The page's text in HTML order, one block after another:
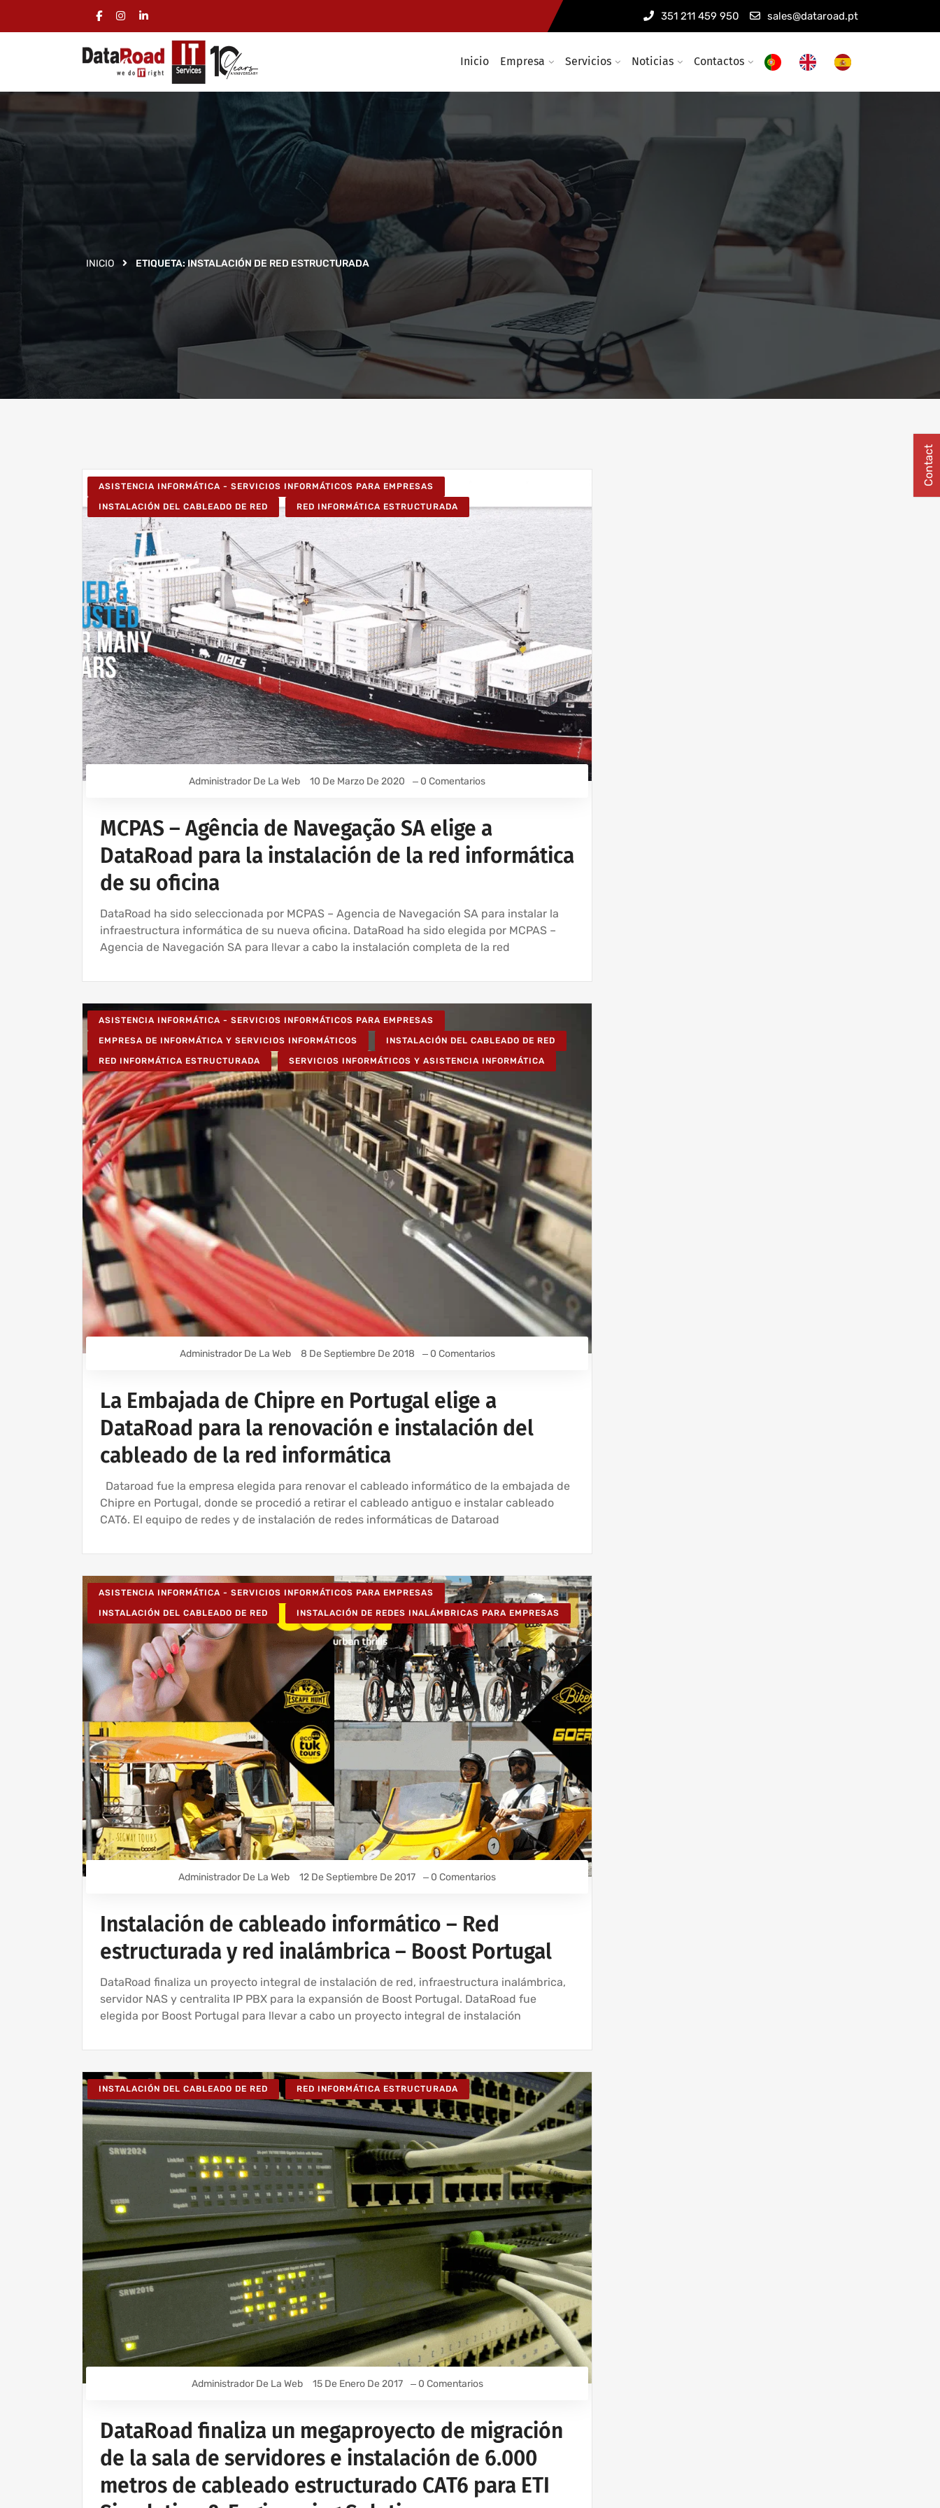
351 211 459 950 sales@dataroad.pt
Inicio Empresa Servicios Noticias Contactos
INICIO ETIQUETA:INSTALACIÓN DE RED ESTRUCTURADA
ASISTENCIA INFORMÁTICA - SERVICIOS INFORMÁTICOS PARA EMPRESAS
INSTALACIÓN DEL CABLEADO DE RED RED INFORMÁTICA ESTRUCTURADA
Administrador De La Web 10 De Marzo De 2020 0 Comentarios
MCPAS – Agência de Navegação SA elige a
DataRoad para la instalación de la red informática
de su oficina
DataRoad ha sido seleccionada por MCPAS – Agencia de Navegación SA para instalar la
infraestructura informática de su nueva oficina. DataRoad ha sido elegida por MCPAS –
Agencia de Navegación SA para llevar a cabo la instalación completa de la red
ASISTENCIA INFORMÁTICA - SERVICIOS INFORMÁTICOS PARA EMPRESAS
EMPRESA DE INFORMÁTICA Y SERVICIOS INFORMÁTICOS INSTALACIÓN DEL CABLEADO DE RED
RED INFORMÁTICA ESTRUCTURADA SERVICIOS INFORMÁTICOS Y ASISTENCIA INFORMÁTICA
Administrador De La Web 8 De Septiembre De 2018 0 Comentarios
La Embajada de Chipre en Portugal elige a
DataRoad para la renovación e instalación del
cableado de la red informática
Dataroad fue la empresa elegida para renovar el cableado informático de la embajada de
Chipre en Portugal, donde se procedió a retirar el cableado antiguo e instalar cableado
CAT6. El equipo de redes y de instalación de redes informáticas de Dataroad
ASISTENCIA INFORMÁTICA - SERVICIOS INFORMÁTICOS PARA EMPRESAS
INSTALACIÓN DEL CABLEADO DE RED INSTALACIÓN DE REDES INALÁMBRICAS PARA EMPRESAS
Administrador De La Web 12 De Septiembre De 2017 0 Comentarios
Instalación de cableado informático – Red
estructurada y red inalámbrica – Boost Portugal
DataRoad finaliza un proyecto integral de instalación de red, infraestructura inalámbrica,
servidor NAS y centralita IP PBX para la expansión de Boost Portugal. DataRoad fue
elegida por Boost Portugal para llevar a cabo un proyecto integral de instalación
INSTALACIÓN DEL CABLEADO DE RED RED INFORMÁTICA ESTRUCTURADA
Administrador De La Web 15 De Enero De 2017 0 Comentarios
DataRoad finaliza un megaproyecto de migración
de la sala de servidores e instalación de 6.000
metros de cableado estructurado CAT6 para ETI
Contact